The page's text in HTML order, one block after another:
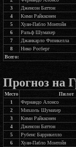
3
Дженсон Баттон
4
Кими Райкконен
5
Хуан-Пабло Монтойя
6
Ральф Шумахер
7
Джанкарло Физикелла
8
Нико Росберг
Всего:
Прогноз на
Место Пилот
1
Фернандо Алонсо
2
Михаэль Шумахер
3
Кими Райкконен
4
Дженсон Баттон
5
Рубенс Баррикелло
6
Хуан-Пабло Монтойя